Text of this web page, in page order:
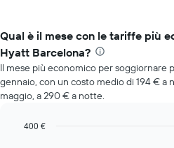
Qual è il mese con le tariffe più
Hyatt Barcelona?
Il mese più economico per soggiornare
gennaio, con un costo medio di 194 € a
maggio, a 290 € a notte.
400 €